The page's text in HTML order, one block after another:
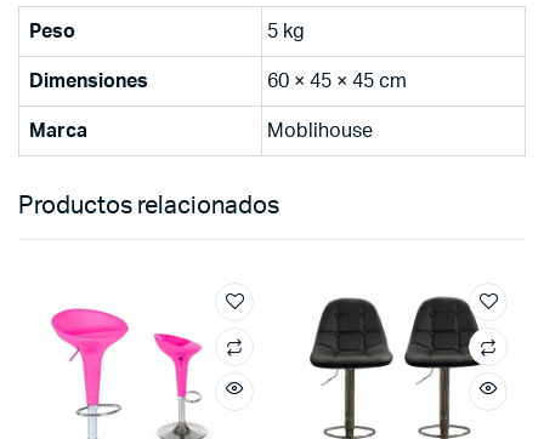
Peso 5 kg
Dimensiones 60 × 45 × 45 cm
Marca Moblihouse
Productos relacionados